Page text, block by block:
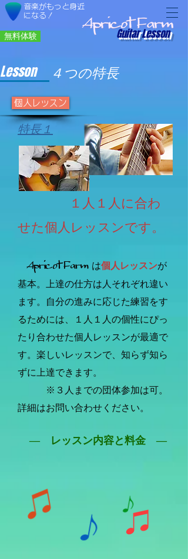
音楽がもっと身近
になる！
無料体験 Guitar Lesson
Lesson ４つの特長
個人レッスン
特長１
１人１人に合わ
せた個人レッスンです。
​Apricot Farm は個人レッスンが
基本。上達の仕方は人それぞれ違い
ます。自分の進みに応じた練習をす
るためには、１人１人の個性にぴっ
たり合わせた個人レッスンが最適で
す。楽しいレッスンで、知らず知ら
ずに上達できます。
※３人までの団体参加は可。
詳細はお問い合わせください。
― レッスン内容と料金 ―